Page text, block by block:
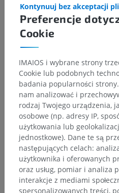
Preferencje
Cookie
Kontynuuj bez akceptacji
IMAIOS i wybrane strony
Cookie lub podobnych
badania popularności
nam analizować i
rodzaj Twojego urządzenia,
osobowe (np. adresy IP,
użytkowania lub
jednostkowe). Dane te są
następujących celach:
użytkownika i oferowanych
oraz usług, pomiar i analiza
interakcje z mediami
spersonalizowanych treści,